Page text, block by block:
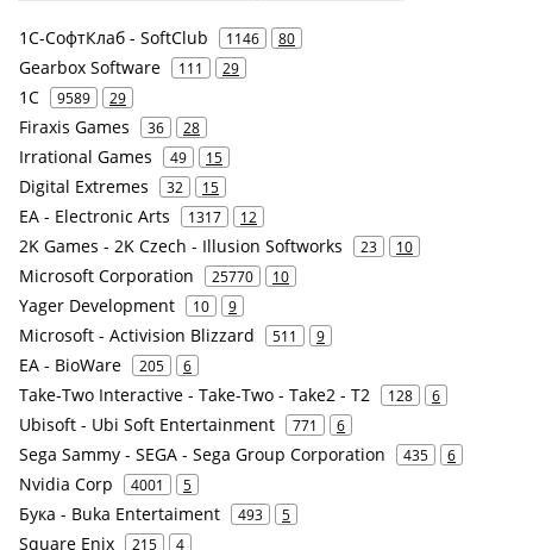
1С-СофтКлаб - SoftClub 1146 80
Gearbox Software 111 29
1С 9589 29
Firaxis Games 36 28
Irrational Games 49 15
Digital Extremes 32 15
EA - Electronic Arts 1317 12
2K Games - 2K Czech - Illusion Softworks 23 10
Microsoft Corporation 25770 10
Yager Development 10 9
Microsoft - Activision Blizzard 511 9
EA - BioWare 205 6
Take-Two Interactive - Take-Two - Take2 - T2 128 6
Ubisoft - Ubi Soft Entertainment 771 6
Sega Sammy - SEGA - Sega Group Corporation 435 6
Nvidia Corp 4001 5
Бука - Buka Entertaiment 493 5
Square Enix 215 4